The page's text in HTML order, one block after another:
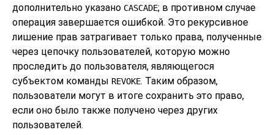
дополнительно указано CASCADE; в противном случае
операция завершается ошибкой. Это рекурсивное
лишение прав затрагивает только права, полученные
через цепочку пользователей, которую можно
проследить до пользователя, являющегося
субъектом команды REVOKE. Таким образом,
пользователи могут в итоге сохранить это право,
если оно было также получено через других
пользователей.